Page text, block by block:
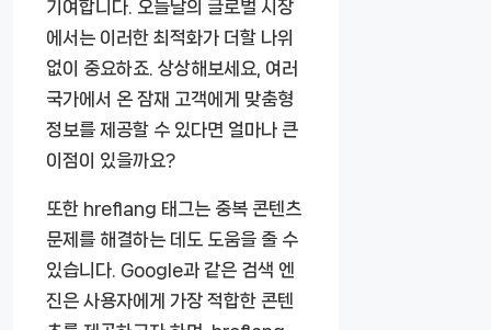
기여합니다. 오늘날의 글로벌 시장
에서는 이러한 최적화가 더할 나위
없이 중요하죠. 상상해보세요, 여러
국가에서 온 잠재 고객에게 맞춤형
정보를 제공할 수 있다면 얼마나 큰
이점이 있을까요?
또한 hreflang 태그는 중복 콘텐츠
문제를 해결하는 데도 도움을 줄 수
있습니다. Google과 같은 검색 엔
진은 사용자에게 가장 적합한 콘텐